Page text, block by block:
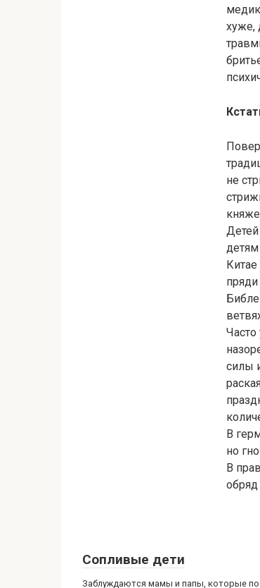
хуже,
не
Детей
силы
В
но
В
Сопливые дети
Заблуждаются мамы и папы, которые